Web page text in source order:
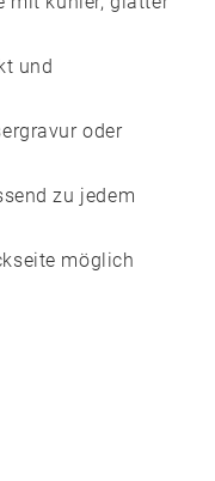
und
oder
zu jedem
möglich